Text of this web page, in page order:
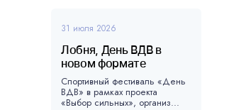
31 июля 2026
Лобня, День ВДВ в
новом формате
Спортивный фестиваль «День
ВДВ» в рамках проекта
«Выбор сильных», организ...